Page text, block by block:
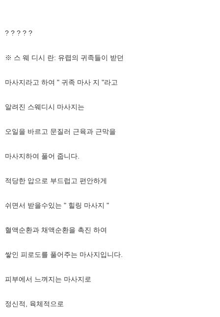
? ? ? ? ?
※ 스 웨 디시 란: 유렵의 귀족들이 받던
마사지라고 하여 " 귀족 마사 지 "라고
알려진 스웨디시 마사지는
오일을 바르고 문질러 근육과 근막을
마사지하여 풀어 줍니다.
적당한 압으로 부드럽고 편안하게
쉬면서 받을수있는 " 힐링 마사지 "
혈액순환과 채액순환을 촉진 하여
쌓인 피로도를 풀어주는 마사지입니다.
피부에서 느껴지는 마사지로
정신적, 육체적으로